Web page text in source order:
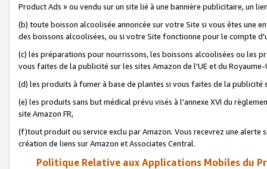
Product Ads » ou vendu sur un site lié à une bannière publicitaire, un
(b) toute boisson alcoolisée annoncée sur votre Site si vous êtes une
des boissons alcoolisées, ou si votre Site fonctionne pour le compte
(c) les préparations pour nourrissons, les boissons alcoolisées ou les
vous faites de la publicité sur les sites Amazon de l'UE et du Royaume-
(d) les produits à fumer à base de plantes si vous faites de la publicité
(e) les produits sans but médical prévu visés à l'annexe XVI du
site Amazon FR,
(f)tout produit ou service exclu par Amazon. Vous recevrez une alerte
création de liens sur Amazon et Associates Central.
Politique Relative aux Applications Mobiles du